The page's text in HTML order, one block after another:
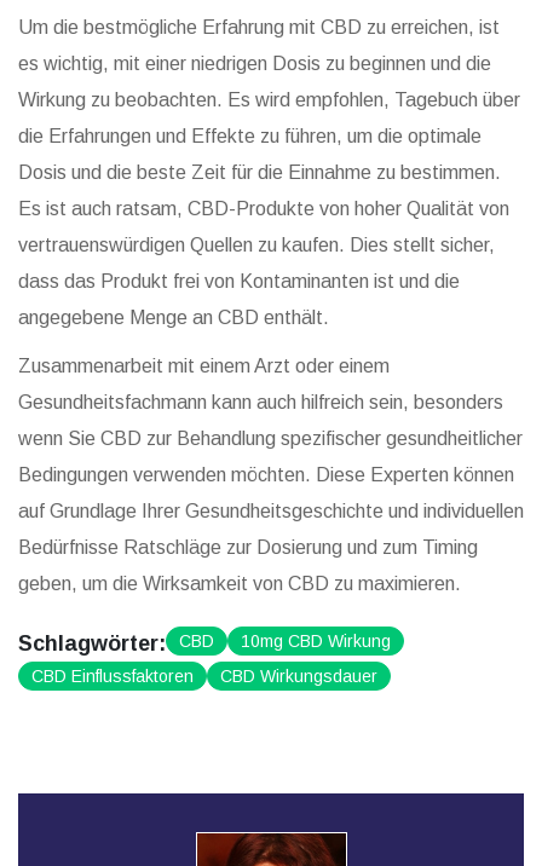
Um die bestmögliche Erfahrung mit CBD zu erreichen, ist
es wichtig, mit einer niedrigen Dosis zu beginnen und die
Wirkung zu beobachten. Es wird empfohlen, Tagebuch über
die Erfahrungen und Effekte zu führen, um die optimale
Dosis und die beste Zeit für die Einnahme zu bestimmen.
Es ist auch ratsam, CBD-Produkte von hoher Qualität von
vertrauenswürdigen Quellen zu kaufen. Dies stellt sicher,
dass das Produkt frei von Kontaminanten ist und die
angegebene Menge an CBD enthält.
Zusammenarbeit mit einem Arzt oder einem
Gesundheitsfachmann kann auch hilfreich sein, besonders
wenn Sie CBD zur Behandlung spezifischer gesundheitlicher
Bedingungen verwenden möchten. Diese Experten können
auf Grundlage Ihrer Gesundheitsgeschichte und individuellen
Bedürfnisse Ratschläge zur Dosierung und zum Timing
geben, um die Wirksamkeit von CBD zu maximieren.
Schlagwörter: CBD
10mg CBD Wirkung
CBD Einflussfaktoren
CBD Wirkungsdauer